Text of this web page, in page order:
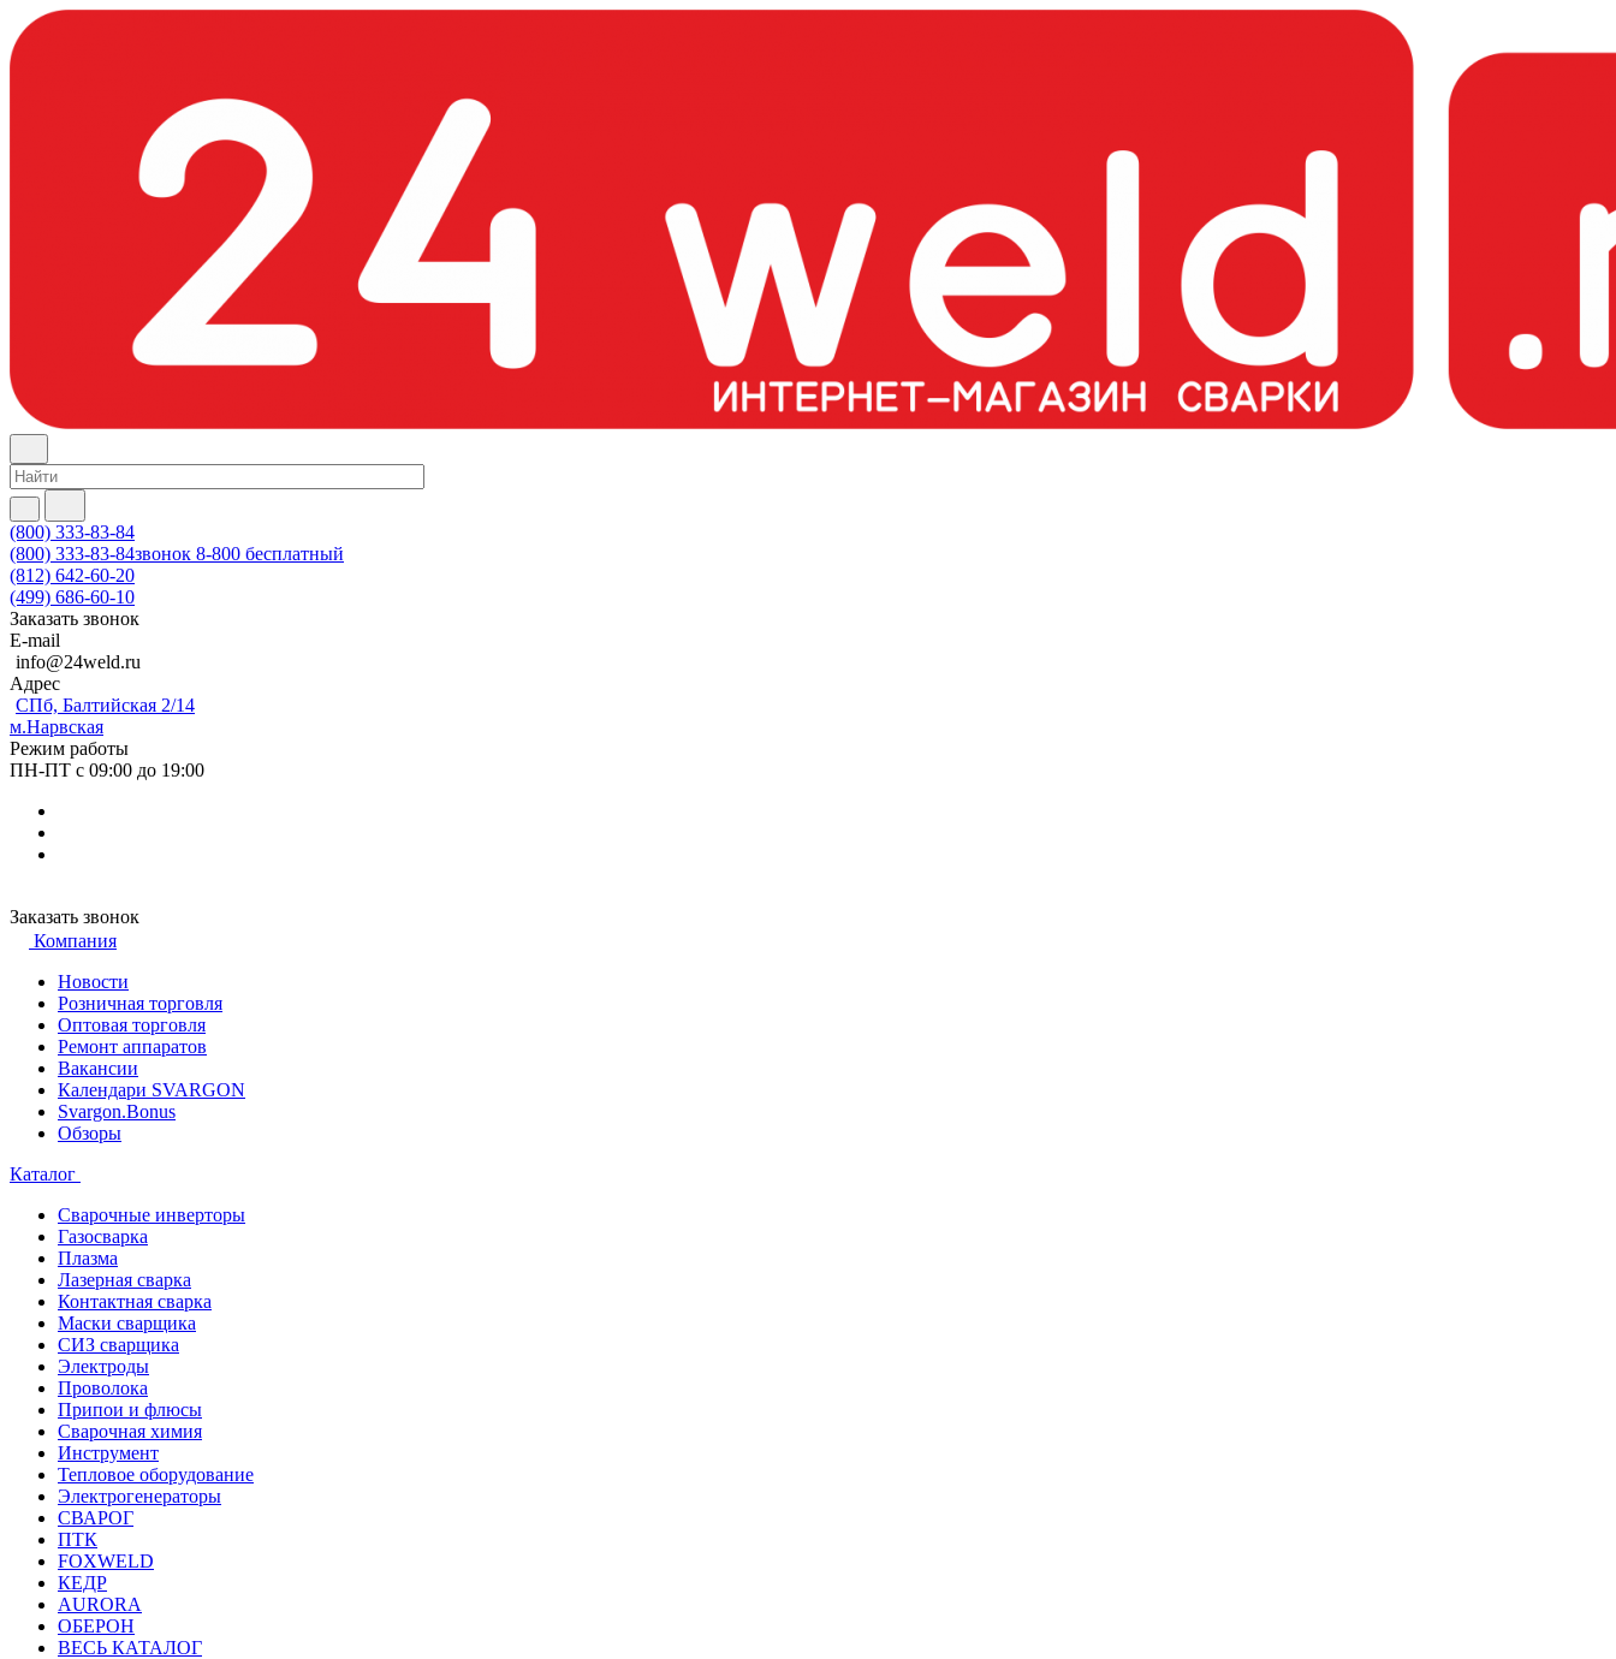
(800) 333-83-84
(800) 333-83-84звонок 8-800 бесплатный
(812) 642-60-20
(499) 686-60-10
Заказать звонок
E-mail
info@24weld.ru
Адрес
СПб, Балтийская 2/14
м.Нарвская
Режим работы
ПН-ПТ с 09:00 до 19:00
Заказать звонок
Компания
Новости
Розничная торговля
Оптовая торговля
Ремонт аппаратов
Вакансии
Календари SVARGON
Svargon.Bonus
Обзоры
Каталог
Сварочные инверторы
Газосварка
Плазма
Лазерная сварка
Контактная сварка
Маски сварщика
СИЗ сварщика
Электроды
Проволока
Припои и флюсы
Сварочная химия
Инструмент
Тепловое оборудование
Электрогенераторы
СВАРОГ
ПТК
FOXWELD
КЕДР
AURORA
ОБЕРОН
ВЕСЬ КАТАЛОГ